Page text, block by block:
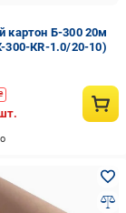
картон Б-300 20м
300-КR-1.0/20-10)